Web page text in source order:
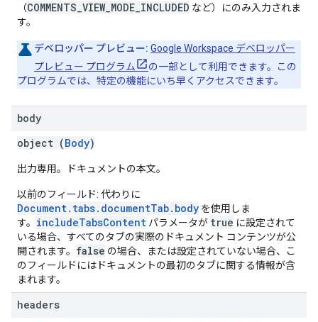
（COMMENTS_VIEW_MODE_INCLUDED など）にのみ入力されま
す。
デベロッパー プレビュー: Google Workspace デベロッパー
プレビュー プログラム
の一部として利用できます。この
プログラムでは、特定の機能にいち早くアクセスできます。
body
object (Body)
出力専用。ドキュメントの本文。
以前のフィールド: 代わりに
Document.tabs.documentTab.body を使用しま
す。 includeTabsContent パラメータが true に設定されて
いる場合、すべてのタブの実際のドキュメント コンテンツが公
開されます。 false の場合、または設定されていない場合、こ
のフィールドにはドキュメントの最初のタブに関する情報が含
まれます。
headers